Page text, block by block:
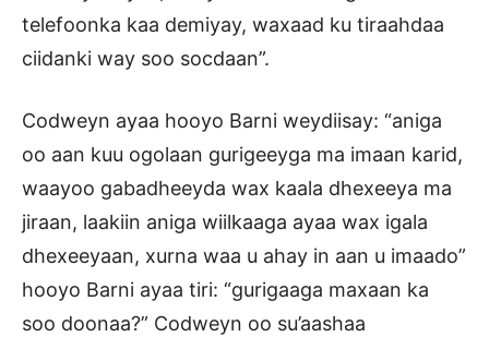
telefoonka kaa demiyay, waxaad ku tiraahdaa
ciidanki way soo socdaan”.
Codweyn ayaa hooyo Barni weydiisay: “aniga
oo aan kuu ogolaan gurigeeyga ma imaan karid,
waayoo gabadheeyda wax kaala dhexeeya ma
jiraan, laakiin aniga wiilkaaga ayaa wax igala
dhexeeyaan, xurna waa u ahay in aan u imaado”
hooyo Barni ayaa tiri: “gurigaaga maxaan ka
soo doonaa?” Codweyn oo su’aashaa